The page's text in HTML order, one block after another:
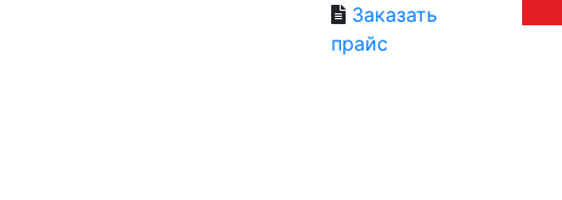
Заказать
прайс